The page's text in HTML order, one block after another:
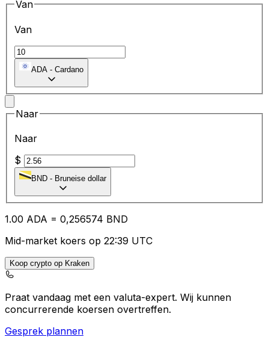
Van
Van
ADA - Cardano
Naar
Naar
$
BND - Bruneise dollar
1.00 ADA = 0,256574 BND
Mid-market koers op 22:39 UTC
Koop crypto op Kraken
Praat vandaag met een valuta-expert. Wij kunnen
concurrerende koersen overtreffen.
Gesprek plannen